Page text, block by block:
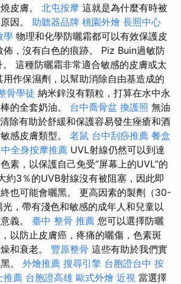
皮膚。 北屯按摩 這就是為什麼有時被
因。 助聽器品牌 桃園外燴 長照中心
學 物理和化學防曬霜都可以有效保護皮
佈，沒有白色的痕跡。 Piz Buin過敏防
這種防曬霜非常適合敏感的皮膚或太
作保濕劑，以幫助消除自由基造成的
骨學徒 納米鋅沒有顆粒，打算在水中永
的全套奶油。 台中喬骨盆 換護照 無油
除有助於舒緩和保護容易發生痤瘡和酒
感皮膚類型。 老鼠 台中刮痧推薦 餐盒
全身按摩推薦 UVL射線仍然可以到達
素，以保護自己免受“屏幕上的UVL”的
約3％的UVB射線沒有被阻塞，因此即
也可能會曬黑。 更高因素的製劑（30-
，帶有淺色和敏感的成年人和兒童以
義。 臺中 整骨 推薦 您可以選擇防曬
以防止皮膚癌，疼痛的曬傷，色素斑
和衰老。 豐原整骨 這些有助於我們實
。 外燴推薦 搜尋引擎 台胞證台中 按
推薦 台胞證高雄 歐式外燴 近視 當選擇